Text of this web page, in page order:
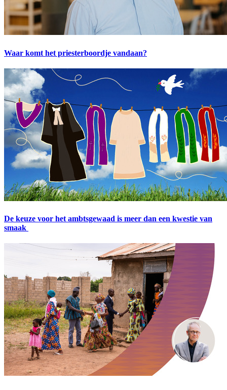
Waar komt het priesterboordje vandaan?
De keuze voor het ambtsgewaad is meer dan een kwestie van
smaak